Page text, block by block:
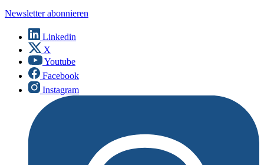
Newsletter abonnieren
Linkedin
X
Youtube
Facebook
Instagram